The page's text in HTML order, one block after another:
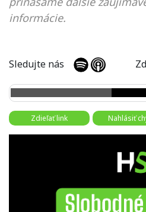
informácie.
Sledujte nás
Zdieľať link Nahlásiť